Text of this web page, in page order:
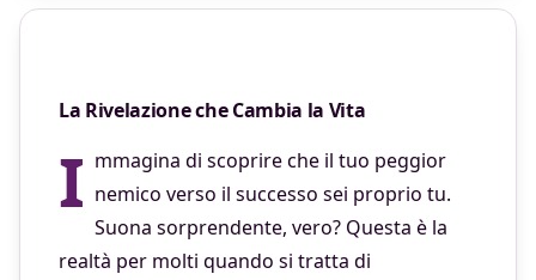
La Rivelazione che Cambia la Vita
I mmagina di scoprire che il tuo peggior
nemico verso il successo sei proprio tu.
Suona sorprendente, vero? Questa è la
realtà per molti quando si tratta di